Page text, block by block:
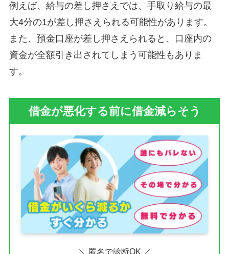
例えば、給与の差し押さえでは、手取り給与の最
大4分の1が差し押さえられる可能性があります。
また、預金口座が差し押さえられると、口座内の
資金が全額引き出されてしまう可能性もありま
す。
借金が悪化する前に借金減らそう
＼ 匿名で診断OK ／